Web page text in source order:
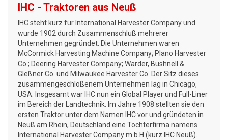
IHC - Traktoren aus Neuß
IHC steht kurz für International Harvester Company und
wurde 1902 durch Zusammenschluß mehrerer
Unternehmen gegründet. Die Unternehmen waren
McCormick Harvesting Machine Company; Plano Harvester
Co.; Deering Harvester Company; Warder, Bushnell &
Gleßner Co. und Milwaukee Harvester Co. Der Sitz dieses
zusammengeschloßenem Unternehmen lag in Chicago,
USA. Insgesamt war IHC nun ein Global Player und Full-Liner
im Bereich der Landtechnik. Im Jahre 1908 stellten sie den
ersten Traktor unter dem Namen IHC vor und gründeten in
Neuß am Rhein, Deutschland eine Tochterfirma namens
International Harvester Company m.b.H (kurz IHC Neuß).